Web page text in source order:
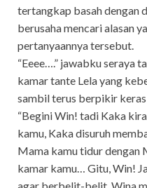
tertangkap basah dengan
berusaha mencari alasan
pertanyaannya tersebut.
“Eeee….” jawabku seraya
kamar tante Lela yang
sambil terus berpikir keras
“Begini Win! tadi Kaka
kamu, Kaka disuruh
Mama kamu tidur dengan
kamar kamu… Gitu, Win!
agar berbelit-belit. Wina